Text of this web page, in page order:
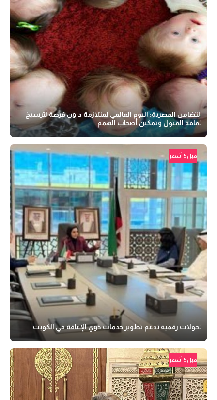
التضامن المصرية: اليوم العالمي لمتلازمة داون فرصة لترسيخ
ثقافة القبول وتمكين أصحاب الهمم
قبل 5 أشهر
تحولات رقمية تدعم تطوير خدمات ذوي الإعاقة في الكويت
قبل 5 أشهر